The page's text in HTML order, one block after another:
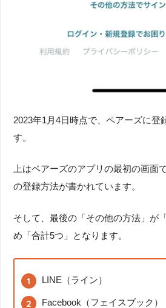
2023年1月4日時点で、ペアーズに登
す。
上はペアーズのアプリの最初の画面
の登録方法が書かれています。
そして、最後の「その他の方法」が
め「合計5つ」となります。
LINE（ライン）
Facebook（フェイスブック）